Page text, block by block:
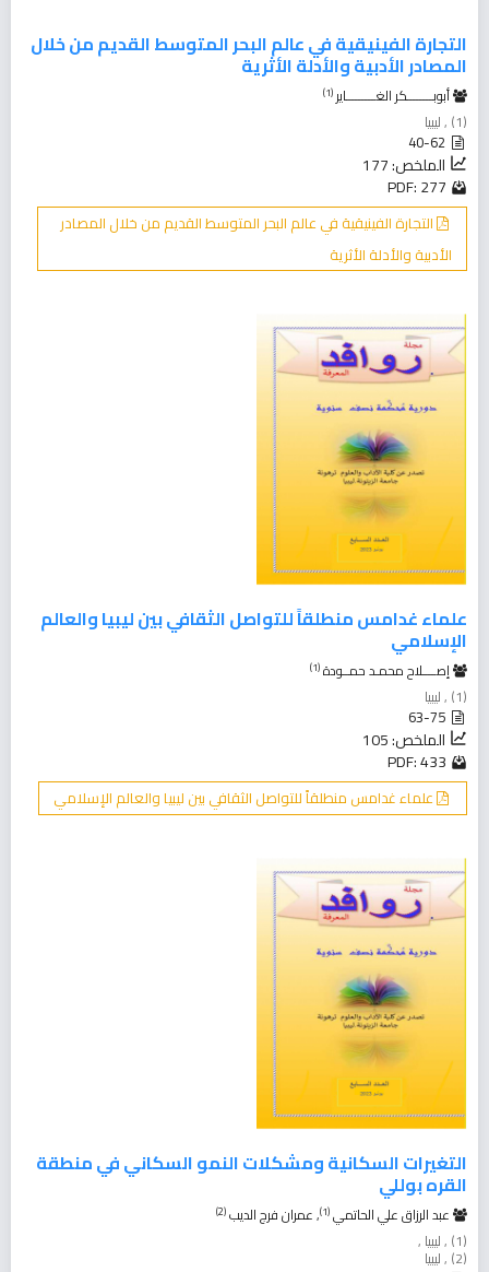
التجارة الفينيقية في عالم البحر المتوسط القديم من خلال
المصادر الأدبية والأدلة الأثرية
أبوبــــــــكر الغـــــــــاير(1)
(1) , ليبيا
الملخص: 177
PDF: 277
التجارة الفينيقية في عالم البحر المتوسط القديم من خلال المصادر
الأدبية والأدلة الأثرية
علماء غدامس منطلقاً للتواصل الثقافي بين ليبيا والعالم
الإسلامي
إصــــلاح محمـد حمــودة(1)
(1) , ليبيا
الملخص: 105
PDF: 433
علماء غدامس منطلقاً للتواصل الثقافي بين ليبيا والعالم الإسلامي
التغيرات السكانية ومشكلات النمو السكاني في منطقة
القره بوللي
عبد الرزاق علي الحاتمي(1) , عمران فرج الديب(2)
(1) , ليبيا ,
(2) , ليبيا